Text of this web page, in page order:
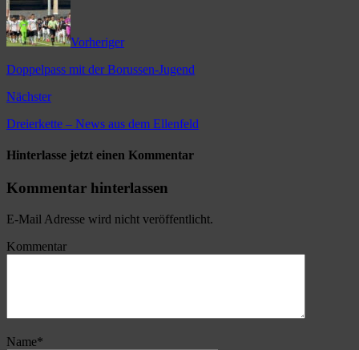
Vorheriger
Doppelpass mit der Borussen-Jugend
Nächster
Dreierkette – News aus dem Ellenfeld
Hinterlasse jetzt einen Kommentar
Kommentar hinterlassen
E-Mail Adresse wird nicht veröffentlicht.
Kommentar
Name*